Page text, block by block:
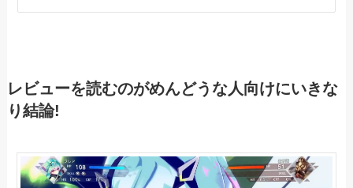
レビューを読むのがめんどうな人向けにいきな
り結論!